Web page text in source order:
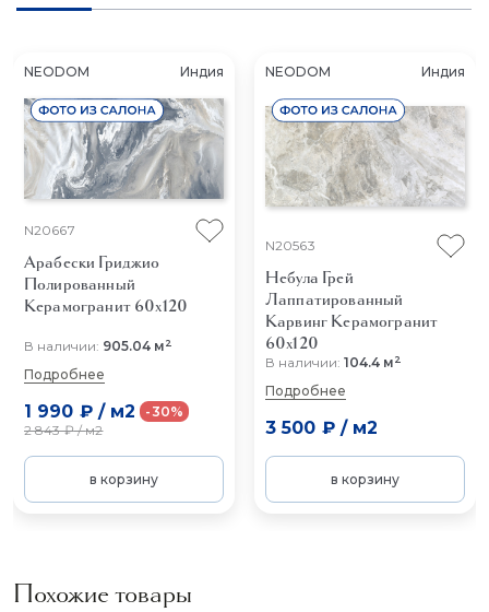
NEODOM Индия
N20667
Арабески Гриджио
Полированный
Керамогранит 60x120
В наличии: 905.04 м2
Подробнее
1 990 ₽/ м2
2 843 ₽/м2
-30%
в корзину
NEODOM Индия
N20563
Небула Грей
Лаппатированный
Карвинг Керамогранит
60x120
В наличии: 104.4 м2
Подробнее
3 500 ₽/ м2
в корзину
Похожие товары